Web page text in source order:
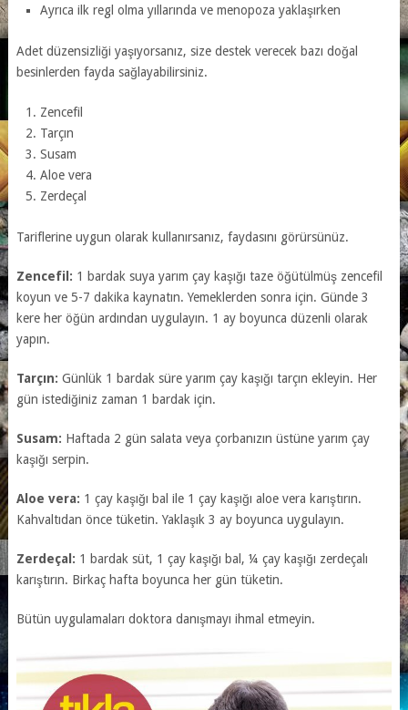
Ayrıca ilk regl olma yıllarında ve menopoza yaklaşırken
Adet düzensizliği yaşıyorsanız, size destek verecek bazı doğal
besinlerden fayda sağlayabilirsiniz.
Zencefil
Tarçın
Susam
Aloe vera
Zerdeçal
Tariflerine uygun olarak kullanırsanız, faydasını görürsünüz.
Zencefil: 1 bardak suya yarım çay kaşığı taze öğütülmüş zencefil
koyun ve 5-7 dakika kaynatın. Yemeklerden sonra için. Günde 3
kere her öğün ardından uygulayın. 1 ay boyunca düzenli olarak
yapın.
Tarçın: Günlük 1 bardak süre yarım çay kaşığı tarçın ekleyin. Her
gün istediğiniz zaman 1 bardak için.
Susam: Haftada 2 gün salata veya çorbanızın üstüne yarım çay
kaşığı serpin.
Aloe vera: 1 çay kaşığı bal ile 1 çay kaşığı aloe vera karıştırın.
Kahvaltıdan önce tüketin. Yaklaşık 3 ay boyunca uygulayın.
Zerdeçal: 1 bardak süt, 1 çay kaşığı bal, ¼ çay kaşığı zerdeçalı
karıştırın. Birkaç hafta boyunca her gün tüketin.
Bütün uygulamaları doktora danışmayı ihmal etmeyin.